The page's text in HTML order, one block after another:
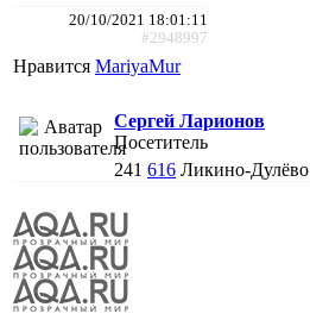
20/10/2021 18:01:11
#2948997
Нравится MariyaMur
Сергей Ларионов
Посетитель
241 616 Ликино-Дулёво